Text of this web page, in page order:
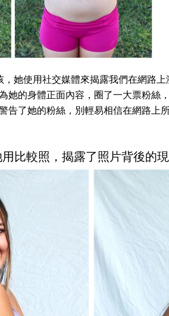
，她使用社交媒體來揭露我們在網路
她的身體正面內容，圈了一大票粉絲
告了她的粉絲，別輕易相信在網路上
比較照，揭露了照片背後的現